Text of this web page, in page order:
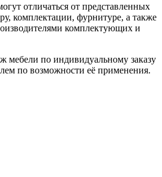
отличаться от представленных
комплектации, фурнитуре, а также
комплектующих и
мебели по индивидуальному заказу
по возможности её применения.